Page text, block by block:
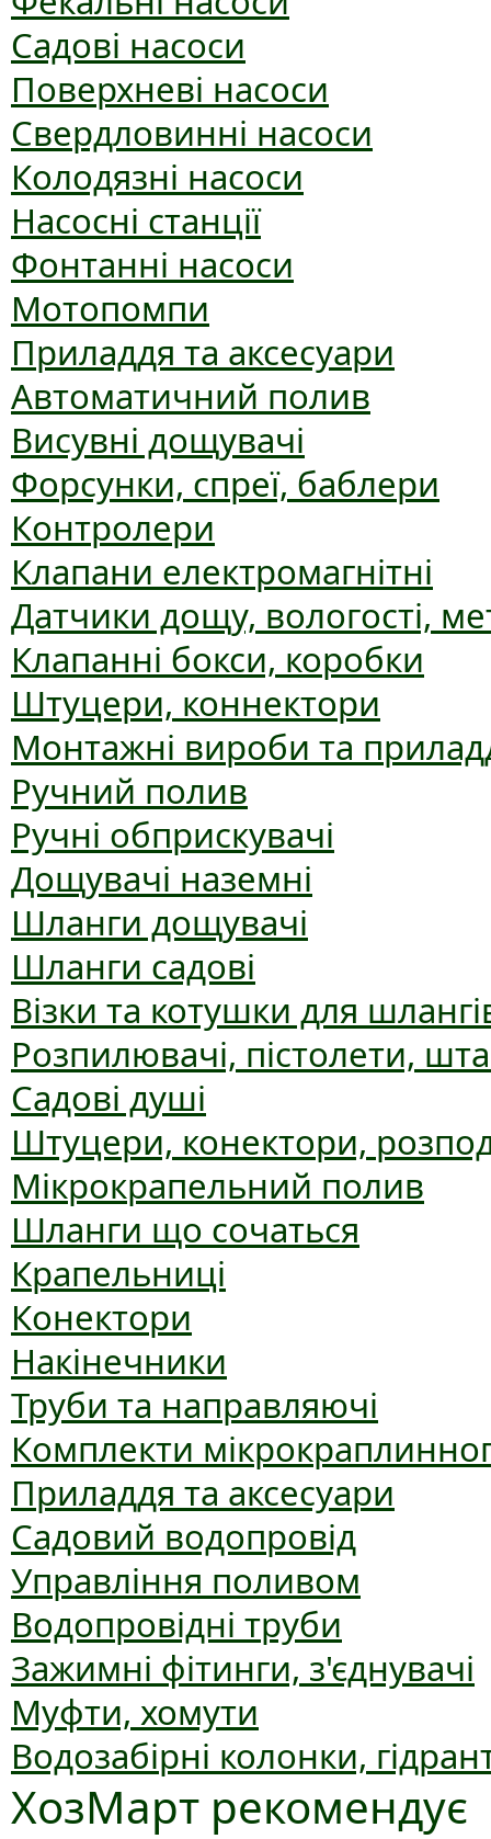
Садові насоси
Поверхневі насоси
Свердловинні насоси
Колодязні насоси
Насосні станції
Фонтанні насоси
Мотопомпи
Приладдя та аксесуари
Автоматичний полив
Висувні дощувачі
Форсунки, спреї, баблери
Контролери
Клапани електромагнітні
Датчики дощу, вологості,
Клапанні бокси, коробки
Штуцери, коннектори
Монтажні вироби та
Ручний полив
Ручні обприскувачі
Дощувачі наземні
Шланги дощувачі
Шланги садові
Візки та котушки для
Розпилювачі, пістолети,
Садові душі
Штуцери, конектори,
Мікрокрапельний полив
Шланги що сочаться
Крапельниці
Конектори
Накінечники
Труби та направляючі
Комплекти
Приладдя та аксесуари
Садовий водопровід
Управління поливом
Водопровідні труби
Зажимні фітинги, з'єднувачі
Муфти, хомути
Водозабірні колонки,
ХозМарт рекомендує